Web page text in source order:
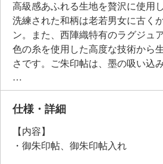
高級感あふれる生地を贅沢に使用
洗練された和柄は老若男女に古く
ン。また、西陣織特有のラグジュ
色の糸を使用した高度な技術から
さです。ご朱印帖は、墨の吸い込
くい厚手の奉書紙を使用。御朱印
な開閉ができるマグネット式のボ
さも魅力。日本の伝統工芸の美し
す。
仕様・詳細
【内容】
・御朱印帖、御朱印帖入れ